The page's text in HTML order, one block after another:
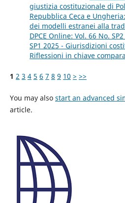
giustizia costituzionale di
Repubblica Ceca e
dei modelli estranei alla
DPCE Online: Vol. 66 No.
SP1 2025 - Giurisdizioni
Riflessioni in chiave
1 2 3 4 5 6 7 8 9 10 > >>
You may also start an advanced
article.